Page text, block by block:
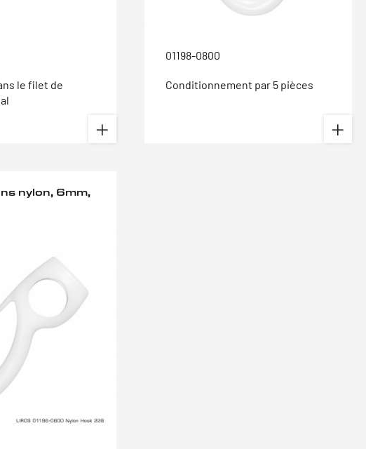
le filet de
01198-0800
Conditionnement par 5 pièces
nylon, 6mm,